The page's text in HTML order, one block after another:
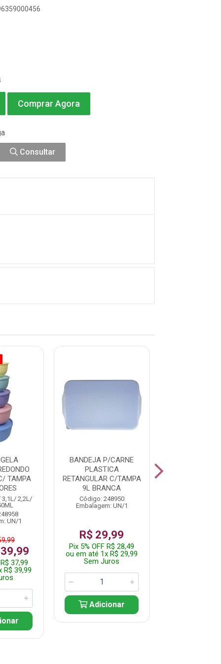
Comprar Agora
Consultar
TAMPA
3,1L/ 2,2L/
UN/1
37,99
R$ 39,99
BANDEJA P/CARNE
PLASTICA
RETANGULAR C/TAMPA
9L BRANCA
Código: 248950
Embalagem: UN/1
R$ 29,99
Pix 5% OFF R$ 28,49
ou em até 1x R$ 29,99
Sem Juros
Adicionar